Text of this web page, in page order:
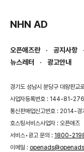
NHN AD
오픈애즈란 공지사항
뉴스레터
광고안내
경기도 성남시 분당구 대왕판
사업자등록번호 : 144-81-
통신판매업신고번호 : 2014-
호스팅서비스사업자 : 오픈애즈
서비스•광고 문의 : 1800-
이메일 :